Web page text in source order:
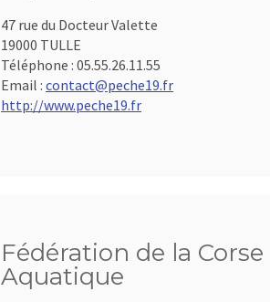
47 rue du Docteur Valette
19000 TULLE
Téléphone : 05.55.26.11.55
Email : contact@peche19.fr
http://www.peche19.fr
Fédération de la
Aquatique